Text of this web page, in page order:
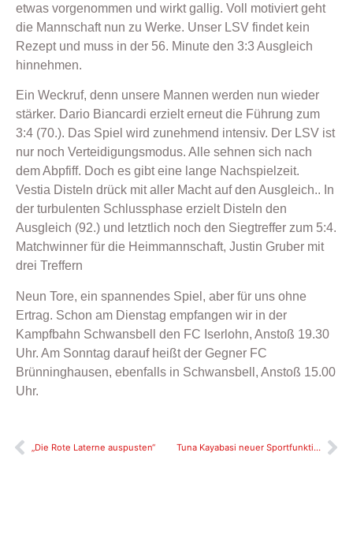
etwas vorgenommen und wirkt gallig. Voll motiviert geht
die Mannschaft nun zu Werke. Unser LSV findet kein
Rezept und muss in der 56. Minute den 3:3 Ausgleich
hinnehmen.
Ein Weckruf, denn unsere Mannen werden nun wieder
stärker. Dario Biancardi erzielt erneut die Führung zum
3:4 (70.). Das Spiel wird zunehmend intensiv. Der LSV ist
nur noch Verteidigungsmodus. Alle sehnen sich nach
dem Abpfiff. Doch es gibt eine lange Nachspielzeit.
Vestia Disteln drück mit aller Macht auf den Ausgleich.. In
der turbulenten Schlussphase erzielt Disteln den
Ausgleich (92.) und letztlich noch den Siegtreffer zum 5:4.
Matchwinner für die Heimmannschaft, Justin Gruber mit
drei Treffern
Neun Tore, ein spannendes Spiel, aber für uns ohne
Ertrag. Schon am Dienstag empfangen wir in der
Kampfbahn Schwansbell den FC Iserlohn, Anstoß 19.30
Uhr. Am Sonntag darauf heißt der Gegner FC
Brünninghausen, ebenfalls in Schwansbell, Anstoß 15.00
Uhr.
„Die Rote Laterne auspusten“ Tuna Kayabasi neuer Sportfunktionär beim LSV